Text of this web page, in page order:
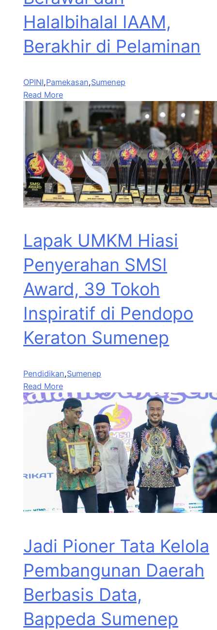
Halalbihalal IAAM,
Berakhir di Pelaminan
OPINI,Pamekasan,Sumenep
Read More
Lapak UMKM Hiasi
Penyerahan SMSI
Award, 39 Tokoh
Inspiratif di Pendopo
Keraton Sumenep
Pendidikan,Sumenep
Read More
Jadi Pioner Tata Kelola
Pembangunan Daerah
Berbasis Data,
Bappeda Sumenep